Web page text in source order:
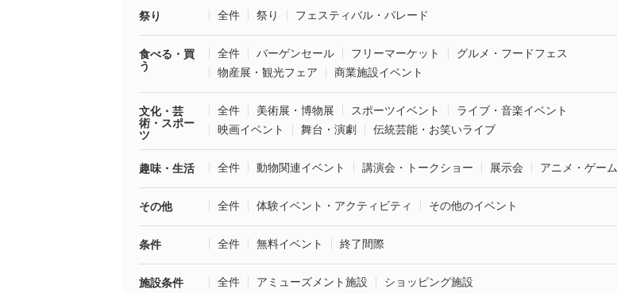
祭り 全件 祭り フェスティバル・パレード
食べる・買
う
全件 バーゲンセール フリーマーケット
グルメ・フードフェス
物産展・観光フェア
商業施設イベント
文化・芸
術・スポー
ツ
全件 美術展・博物展 スポーツイベント
ライブ・音楽イベント
映画イベント
舞台・演劇 伝統芸能・お笑いライブ
趣味・生活 全件 動物関連イベント 講演会・トークショー 展示会 アニメ・ゲーム
その他 全件 体験イベント・アクティビティ その他のイベント
条件 全件 無料イベント 終了間際
施設条件 全件 アミューズメント施設 ショッピング施設